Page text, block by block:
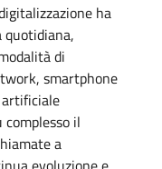
ha
di
smartphone
il
a